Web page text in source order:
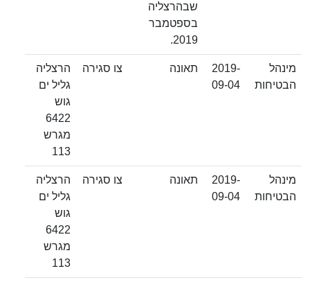
שבהרצליה
בספטמבר
2019.
מינהל
הבטיחות
2019-
09-04
תאונה צו סגירה
הרצליה
גליל ים
גוש
6422
מגרש
113
מינהל
הבטיחות
2019-
09-04
תאונה צו סגירה
הרצליה
גליל ים
גוש
6422
מגרש
113